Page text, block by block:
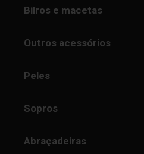
Bilros e macetas
Outros acessórios
Peles
Sopros
Abraçadeiras